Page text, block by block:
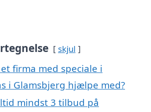
skjul
firma med speciale i
i Glamsbjerg hjælpe med?
mindst 3 tilbud på